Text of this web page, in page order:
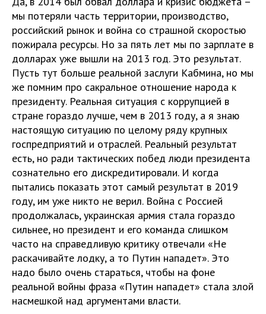
мы потеряли часть территории, производство,
российский рынок и война со страшной скоростью
пожирала ресурсы. Но за пять лет мы по зарплате в
долларах уже вышли на 2013 год. Это результат.
Пусть тут больше реальной заслуги Кабмина, но мы
же помним про сакральное отношение народа к
президенту. Реальная ситуация с коррупцией в
стране гораздо лучше, чем в 2013 году, а я знаю
настоящую ситуацию по целому ряду крупных
госпредприятий и отраслей. Реальный результат
есть, но ради тактических побед люди президента
сознательно его дискредитировали. И когда
пытались показать этот самый результат в 2019
году, им уже никто не верил. Война с Россией
продолжалась, украинская армия стала гораздо
сильнее, но президент и его команда слишком
часто на справедливую критику отвечали «Не
раскачивайте лодку, а то Путин нападет». Это
надо было очень стараться, чтобы на фоне
реальной войны фраза «Путин нападет» стала злой
насмешкой над аргументами власти.